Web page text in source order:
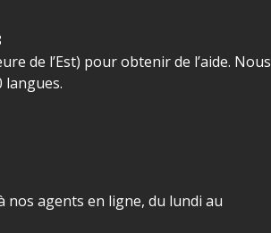
de l’Est) pour obtenir de l’aide. Nous
langues.
nos agents en ligne, du lundi au